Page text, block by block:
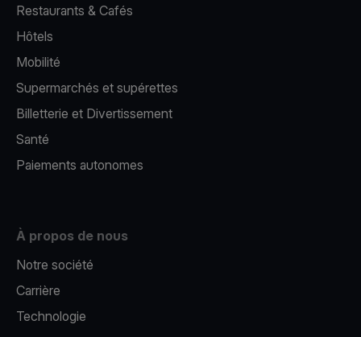
Restaurants & Cafés
Hôtels
Mobilité
Supermarchés et supérettes
Billetterie et Divertissement
Santé
Paiements autonomes
À propos de nous
Notre société
Carrière
Technologie